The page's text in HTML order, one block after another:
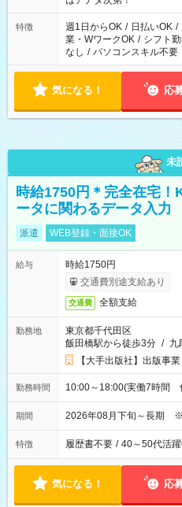
特徴 週1日からOK / 日払いOK /
業・WワークOK / シフト
なし / パソコンスキル不要
気になる！ 応
未
時給1750円＊完全在宅
ータに関わるデータ入力
派遣 WEB登録・面接OK
給与
時給1750円
交通費別途支給あり
交通費 全額支給
勤務地
東京都千代田区
飯田橋駅から徒歩3分 / 九
【大手出版社】出版事
勤務時間 10:00～18:00(実働7時間
期間 2026年08月下旬～長期
特徴 履歴書不要 / 40～50代活
気になる！ 応